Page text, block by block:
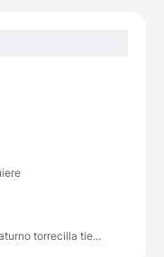
torrecilla tie...